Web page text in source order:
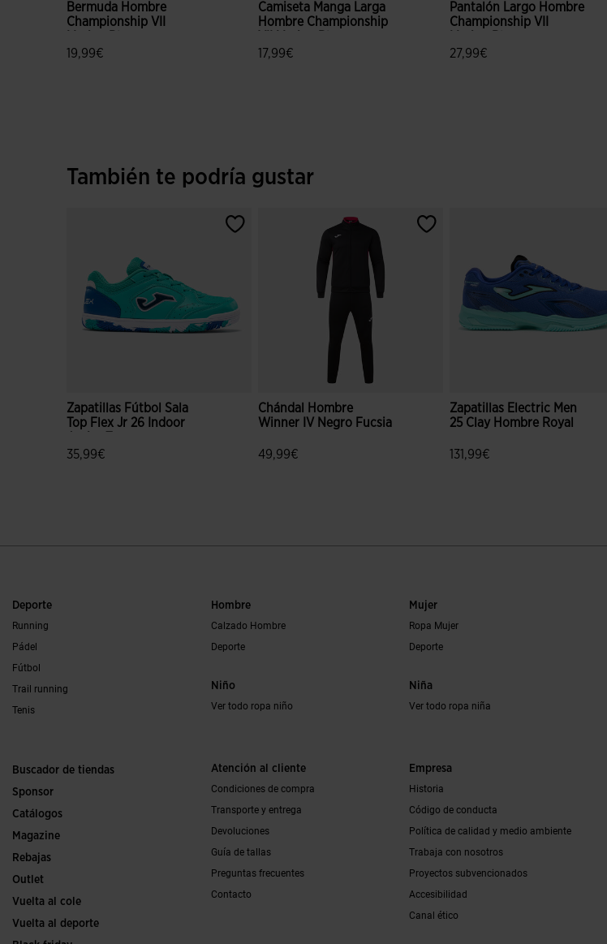
Bermuda Hombre
Championship VII
19,99€
Camiseta Manga Larga
Hombre Championship
17,99€
Pantalón Largo Hombre
Championship VII
27,99€
También te podría gustar
Zapatillas Fútbol Sala
Top Flex Jr 26 Indoor
35,99€
Chándal Hombre
Winner IV Negro Fucsia
49,99€
Zapatillas Electric Men
25 Clay Hombre Royal
131,99€
Deporte
Running
Pádel
Fútbol
Trail running
Tenis
Hombre
Calzado Hombre
Deporte
Niño
Ver todo ropa niño
Mujer
Ropa Mujer
Deporte
Niña
Ver todo ropa niña
Buscador de tiendas
Sponsor
Catálogos
Magazine
Rebajas
Outlet
Vuelta al cole
Vuelta al deporte
Atención al cliente
Condiciones de compra
Transporte y entrega
Devoluciones
Guía de tallas
Preguntas frecuentes
Contacto
Empresa
Historia
Código de conducta
Política de calidad y medio ambiente
Trabaja con nosotros
Proyectos subvencionados
Accesibilidad
Canal ético